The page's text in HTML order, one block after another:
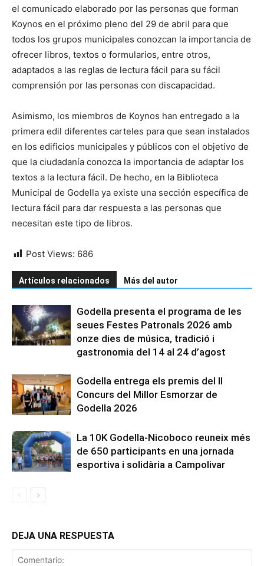
el comunicado elaborado por las personas que forman
Koynos en el próximo pleno del 29 de abril para que
todos los grupos municipales conozcan la importancia de
ofrecer libros, textos o formularios, entre otros,
adaptados a las reglas de lectura fácil para su fácil
comprensión por las personas con discapacidad.
Asimismo, los miembros de Koynos han entregado a la
primera edil diferentes carteles para que sean instalados
en los edificios municipales y públicos con el objetivo de
que la ciudadanía conozca la importancia de adaptar los
textos a la lectura fácil. De hecho, en la Biblioteca
Municipal de Godella ya existe una sección específica de
lectura fácil para dar respuesta a las personas que
necesitan este tipo de libros.
Post Views: 686
Artículos relacionados Más del autor
Godella presenta el programa de les
seues Festes Patronals 2026 amb
onze dies de música, tradició i
gastronomia del 14 al 24 d’agost
Godella entrega els premis del II
Concurs del Millor Esmorzar de
Godella 2026
La 10K Godella-Nicoboco reuneix més
de 650 participants en una jornada
esportiva i solidària a Campolivar
DEJA UNA RESPUESTA